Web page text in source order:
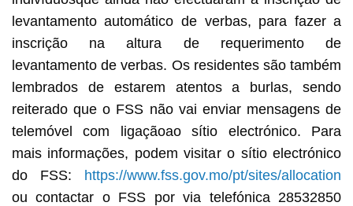
levantamento automático de verbas, para fazer a
inscrição na altura de requerimento de
levantamento de verbas. Os residentes são também
lembrados de estarem atentos a burlas, sendo
reiterado que o FSS não vai enviar mensagens de
telemóvel com ligaçãoao sítio electrónico. Para
mais informações, podem visitar o sítio electrónico
do FSS: https://www.fss.gov.mo/pt/sites/allocation
ou contactar o FSS por via telefónica 28532850